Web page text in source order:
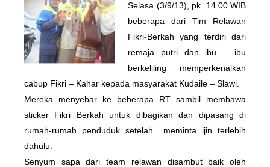
Selasa (3/9/13), pk. 14.00 WIB
beberapa dari Tim Relawan
Fikri-Berkah yang terdiri dari
remaja putri dan ibu – ibu
berkeliling memperkenalkan
cabup Fikri – Kahar kepada masyarakat Kudaile – Slawi.
Mereka menyebar ke beberapa RT sambil membawa
sticker Fikri Berkah untuk dibagikan dan dipasang di
rumah-rumah penduduk setelah meminta ijin terlebih
dahulu.
Senyum sapa dari team relawan disambut baik oleh